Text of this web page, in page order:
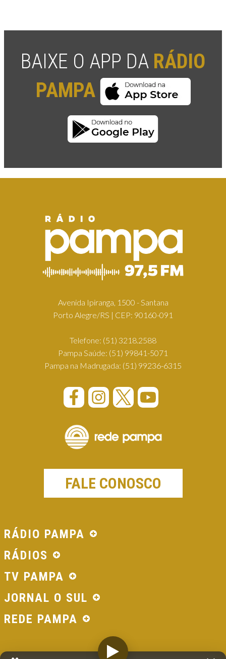
BAIXE O APP DA RÁDIO
PAMPA
Avenida Ipiranga, 1500 - Santana
Porto Alegre/RS | CEP: 90160-091
Telefone: (51) 3218.2588
Pampa Saúde: (51) 99841-5071
Pampa na Madrugada: (51) 99236-6315
FALE CONOSCO
RÁDIO PAMPA
RÁDIOS
TV PAMPA
JORNAL O SUL
REDE PAMPA